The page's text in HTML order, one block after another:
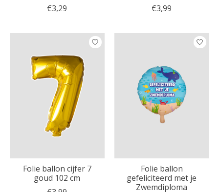
€3,29
€3,99
Folie ballon cijfer 7
goud 102 cm
Folie ballon
gefeliciteerd met je
Zwemdiploma